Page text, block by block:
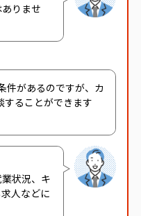
りませ
件があるのですが、カ
することができます
状況、キ
人などに